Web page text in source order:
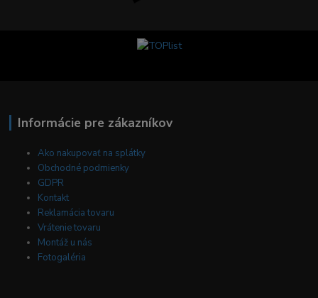
Informácie pre zákazníkov
Ako nakupovať na splátky
Obchodné podmienky
GDPR
Kontakt
Reklamácia tovaru
Vrátenie tovaru
Montáž u nás
Fotogaléria